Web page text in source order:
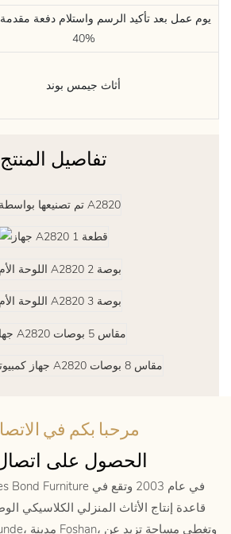
40%
أثاث جيمس بوند
تفاصيل المنتج
مرحبا بكم في
الحصول على
قاعدة إنتاج الأثاث المنزلي الكلاسيكي